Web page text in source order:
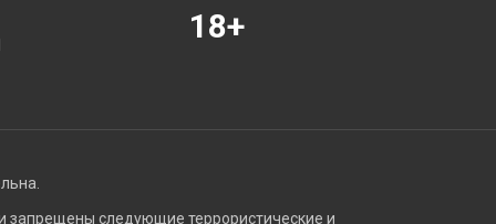
18+
запрещены следующие террористические и